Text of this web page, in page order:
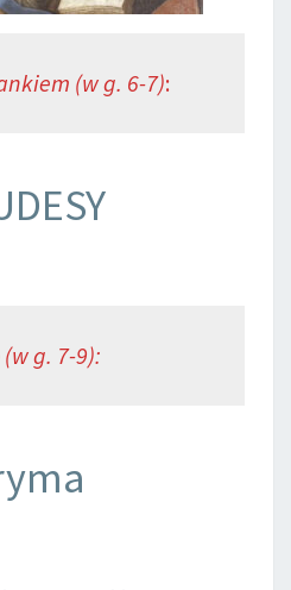
(w g. 6-7):
g. 7-9):